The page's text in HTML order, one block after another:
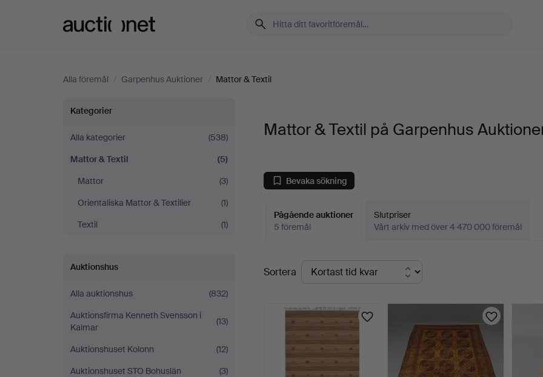
Alla föremål / Garpenhus Auktioner / Mattor & Textil
Mattor
&
Textil
på
Garpenhus
Auktioner
Kategorier
Alla kategorier
(538)
Mattor & Textil
(5)
Mattor
(3)
Orientaliska Mattor & Textilier
(1)
Textil
(1)
Auktionshus
Alla auktionshus
(832)
Auktionsfirma Kenneth Svensson i
Kalmar
(13)
Auktionshuset Kolonn
(12)
Auktionshuset STO Bohuslän
(3)
Mattor & Textil på Garpenhus
Bevaka sökning
Pågående auktioner
5 föremål
Slutpriser
Vårt arkiv med över 4 470 000 föremål
Pågående
auktioner
Sortera